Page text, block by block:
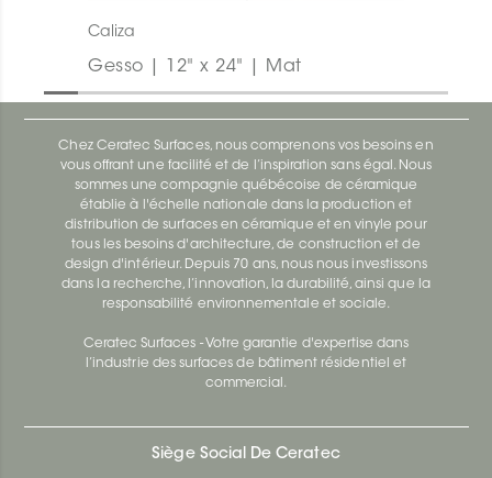
Caliza
Gesso | 12" x 24" | Mat
Chez Ceratec Surfaces, nous comprenons vos besoins en
vous offrant une facilité et de l’inspiration sans égal. Nous
sommes une compagnie québécoise de céramique
établie à l'échelle nationale dans la production et
distribution de surfaces en céramique et en vinyle pour
tous les besoins d'architecture, de construction et de
design d'intérieur. Depuis 70 ans, nous nous investissons
dans la recherche, l’innovation, la durabilité, ainsi que la
responsabilité environnementale et sociale.
Ceratec Surfaces - Votre garantie d'expertise dans
l’industrie des surfaces de bâtiment résidentiel et
commercial.
Siège Social De Ceratec